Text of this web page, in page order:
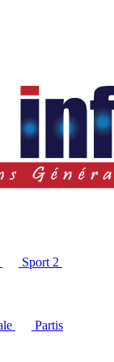
Sport 2
Partis